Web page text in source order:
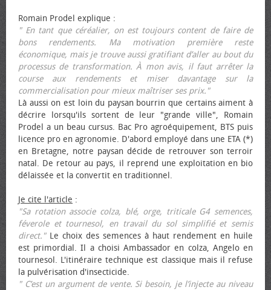
Romain Prodel explique :
" En tant que céréalier, on est toujours content de faire de
bons rendements. Ma motivation première reste
économique, mais je trouve aussi gratifiant d’aller au bout du
processus de transformation. À mon avis, il faut arrêter la
course aux rendements et miser davantage sur la
commercialisation pour mieux maîtriser ses prix."
Là aussi on est loin du paysan bourrin que certains aiment à
décrire lorsqu'ils sortent de leur "grande ville", Romain
Prodel a un beau cursus. Bac Pro agroéquipement, BTS puis
licence pro en agronomie. D'abord employé dans une ETA (*)
en Bretagne, notre paysan décide de retrouver son terroir
natal. De retour au pays, il reprend une exploitation en bio
délaissée et la convertit en traditionnel.
Je cite l'article :
"Sa rotation associe colza, blé, orge, triticale G4 semences,
féverole et tournesol, en travail du sol simplifié et semis
direct."Le choix des semences à haut rendement en huile
est primordial. Il a choisi Ambassador en colza, Angelo en
tournesol. L'itinéraire technique est classique mais il refuse
la pulvérisation d'insecticide.
" C’est un argument de vente. Si besoin, je l’injecte au niveau